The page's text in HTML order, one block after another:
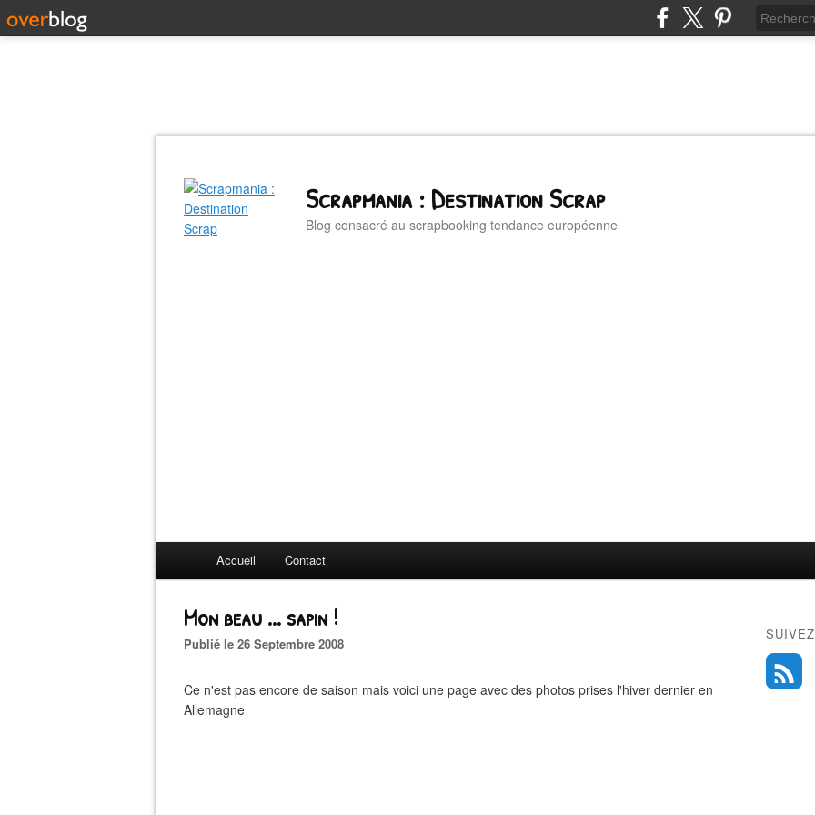
Scrapmania : Destination Scrap
Blog consacré au scrapbooking tendance européenne
Accueil Contact
Mon beau ... sapin !
Publié le 26 Septembre 2008
Ce n'est pas encore de saison mais voici une page avec des photos prises l'hiver dernier en
Allemagne